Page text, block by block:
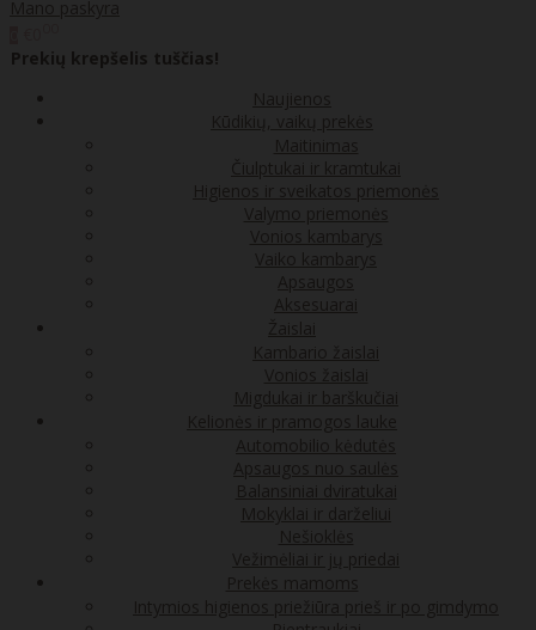
Mano paskyra
Prekių krepšelis tuščias!
Naujienos
Kūdikių, vaikų prekės
Maitinimas
Čiulptukai ir kramtukai
Higienos ir sveikatos priemonės
Valymo priemonės
Vonios kambarys
Vaiko kambarys
Apsaugos
Aksesuarai
Žaislai
Kambario žaislai
Vonios žaislai
Migdukai ir barškučiai
Kelionės ir pramogos lauke
Automobilio kėdutės
Apsaugos nuo saulės
Balansiniai dviratukai
Mokyklai ir darželiui
Nešioklės
Vežimėliai ir jų priedai
Prekės mamoms
Intymios higienos priežiūra prieš ir po gimdymo